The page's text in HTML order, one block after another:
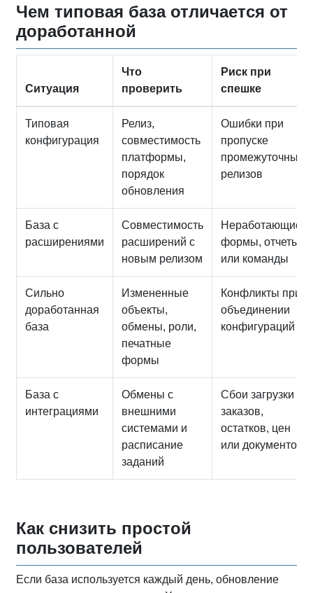
Чем типовая база отличается от
доработанной
Ситуация
Что
проверить
Риск при
спешке
Типовая
конфигурация
Релиз,
совместимость
платформы,
порядок
обновления
Ошибки при
пропуске
промежуточных
релизов
База с
расширениями
Совместимость
расширений с
новым релизом
Неработающие
формы, отчеты
или команды
Сильно
доработанная
база
Измененные
объекты,
обмены, роли,
печатные
формы
Конфликты при
объединении
конфигураций
База с
интеграциями
Обмены с
внешними
системами и
расписание
заданий
Сбои загрузки
заказов,
остатков, цен
или документов
Как снизить простой
пользователей
Если база используется каждый день, обновление